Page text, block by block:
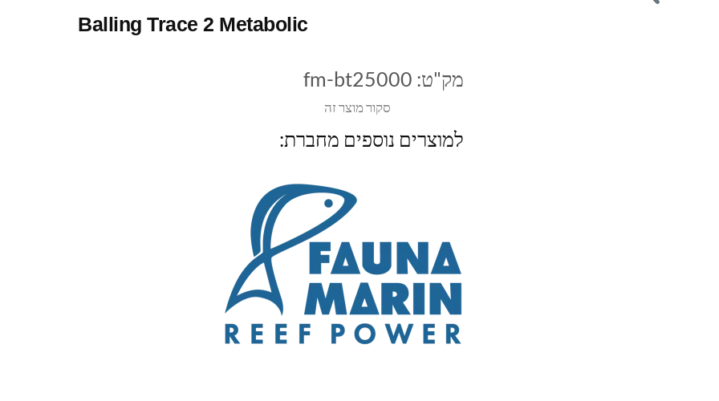
Balling Trace 2 Metabolic
סקור מוצר זה
מק"ט: fm-bt25000
למוצרים נוספים מחברת: